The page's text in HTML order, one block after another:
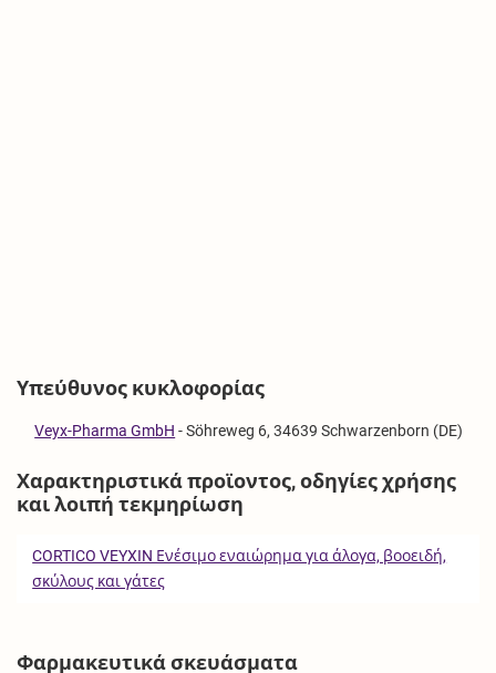
Υπεύθυνος κυκλοφορίας
Veyx-Pharma GmbH -Söhreweg 6, 34639 Schwarzenborn (DE)
Χαρακτηριστικά προϊοντος, οδηγίες χρήσης
και λοιπή τεκμηρίωση
CORTICO VEYXIN Ενέσιμο εναιώρημα για άλογα, βοοειδή,
σκύλους και γάτες
Φαρμακευτικά σκευάσματα